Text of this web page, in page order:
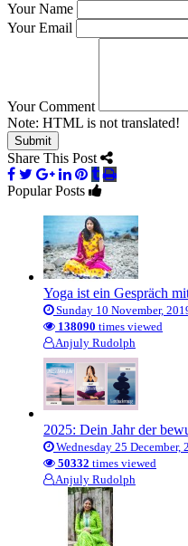
Your Name
Your Email
Your Comment
Note: HTML is not translated!
Submit
Share This Post
Popular Posts
Yoga ist ein Gespräch
Sunday 10 November,
138090 times viewed
Anjuly Rudolph
2025: Dein Jahr der
Wednesday 25 December,
50332 times viewed
Anjuly Rudolph